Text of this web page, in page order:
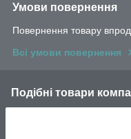
Умови повернення
Повернення товару
Всі умови повернення
Подібні товари